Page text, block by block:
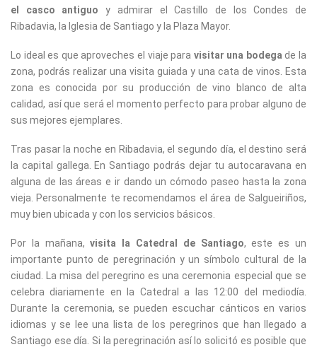
el casco antiguo y admirar el Castillo de los Condes de
Ribadavia, la Iglesia de Santiago y la Plaza Mayor.
Lo ideal es que aproveches el viaje para visitar una bodega de la
zona, podrás realizar una visita guiada y una cata de vinos. Esta
zona es conocida por su producción de vino blanco de alta
calidad, así que será el momento perfecto para probar alguno de
sus mejores ejemplares.
Tras pasar la noche en Ribadavia, el segundo día, el destino será
la capital gallega. En Santiago podrás dejar tu autocaravana en
alguna de las áreas e ir dando un cómodo paseo hasta la zona
vieja. Personalmente te recomendamos el área de Salgueiriños,
muy bien ubicada y con los servicios básicos.
Por la mañana,visita la Catedral de Santiago, este es un
importante punto de peregrinación y un símbolo cultural de la
ciudad. La misa del peregrino es una ceremonia especial que se
celebra diariamente en la Catedral a las 12:00 del mediodía.
Durante la ceremonia, se pueden escuchar cánticos en varios
idiomas y se lee una lista de los peregrinos que han llegado a
Santiago ese día. Si la peregrinación así lo solicitó es posible que